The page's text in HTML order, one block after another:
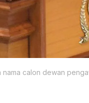
calon dewan